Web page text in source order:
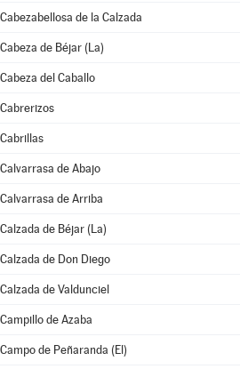
Cabezabellosa de la Calzada
Cabeza de Béjar (La)
Cabeza del Caballo
Cabrerizos
Cabrillas
Calvarrasa de Abajo
Calvarrasa de Arriba
Calzada de Béjar (La)
Calzada de Don Diego
Calzada de Valdunciel
Campillo de Azaba
Campo de Peñaranda (El)